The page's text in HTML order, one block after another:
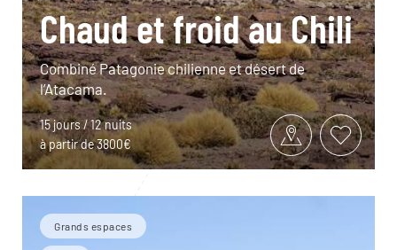
Chaud et froid au Chili
Combiné Patagonie chilienne et désert de
l’Atacama.
15 jours / 12 nuits
à partir de 3800€
Grands espaces